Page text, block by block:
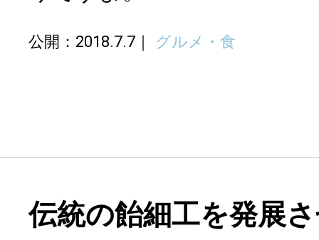
公開：2018.7.7 グルメ・食
伝統の飴細工を発展